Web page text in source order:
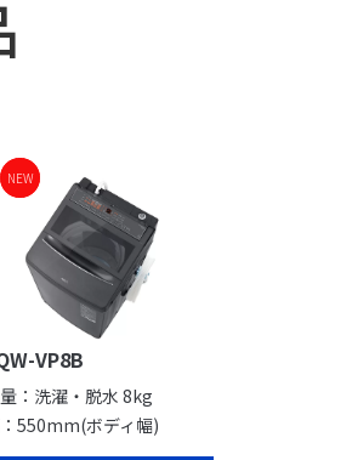
NEW
NEW
VP8B
：洗濯・脱水 8kg
550mm(ボディ幅)